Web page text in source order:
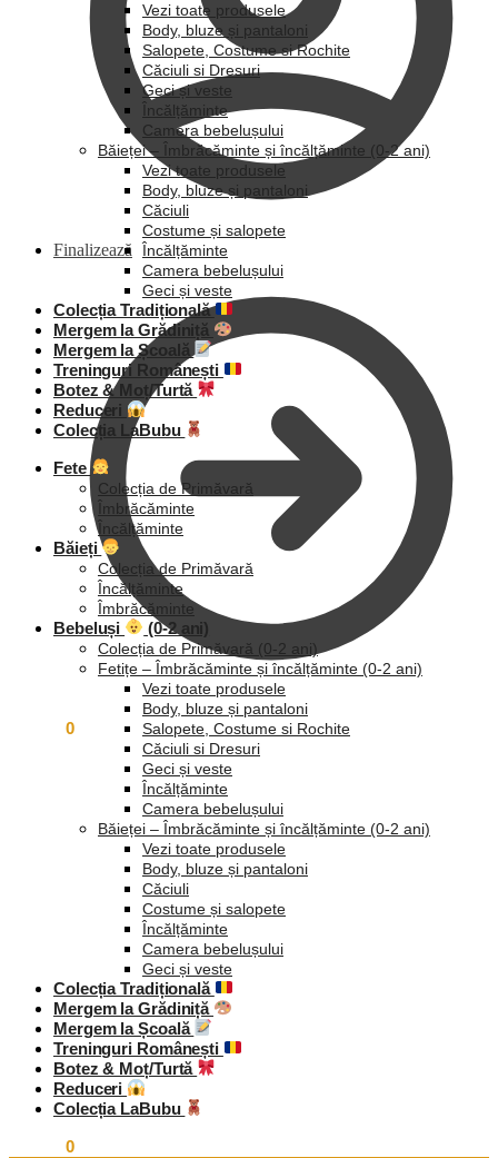
Finalizează
0
Vezi toate produsele
Body, bluze și pantaloni
Salopete, Costume si Rochite
Căciuli si Dresuri
Geci și veste
Încălțăminte
Camera bebelușului
Băieței – Îmbrăcăminte și încălțăminte (0-2 ani)
Vezi toate produsele
Body, bluze și pantaloni
Căciuli
Costume și salopete
Încălțăminte
Camera bebelușului
Geci și veste
Colecția Tradițională
Mergem la Grădiniță
Mergem la Școală
Treninguri Românești
Botez & Moț/Turtă
Reduceri
Colecția LaBubu
Fete
Colecția de Primăvară
Îmbrăcăminte
Încălțăminte
Băieți
Colecția de Primăvară
Încălțăminte
Îmbrăcăminte
Bebeluși (0-2 ani)
Colecția de Primăvară (0-2 ani)
Fetițe – Îmbrăcăminte și încălțăminte (0-2 ani)
Vezi toate produsele
Body, bluze și pantaloni
Salopete, Costume si Rochite
Căciuli si Dresuri
Geci și veste
Încălțăminte
Camera bebelușului
Băieței – Îmbrăcăminte și încălțăminte (0-2 ani)
Vezi toate produsele
Body, bluze și pantaloni
Căciuli
Costume și salopete
Încălțăminte
Camera bebelușului
Geci și veste
Colecția Tradițională
Mergem la Grădiniță
Mergem la Școală
Treninguri Românești
Botez & Moț/Turtă
Reduceri
Colecția LaBubu
0